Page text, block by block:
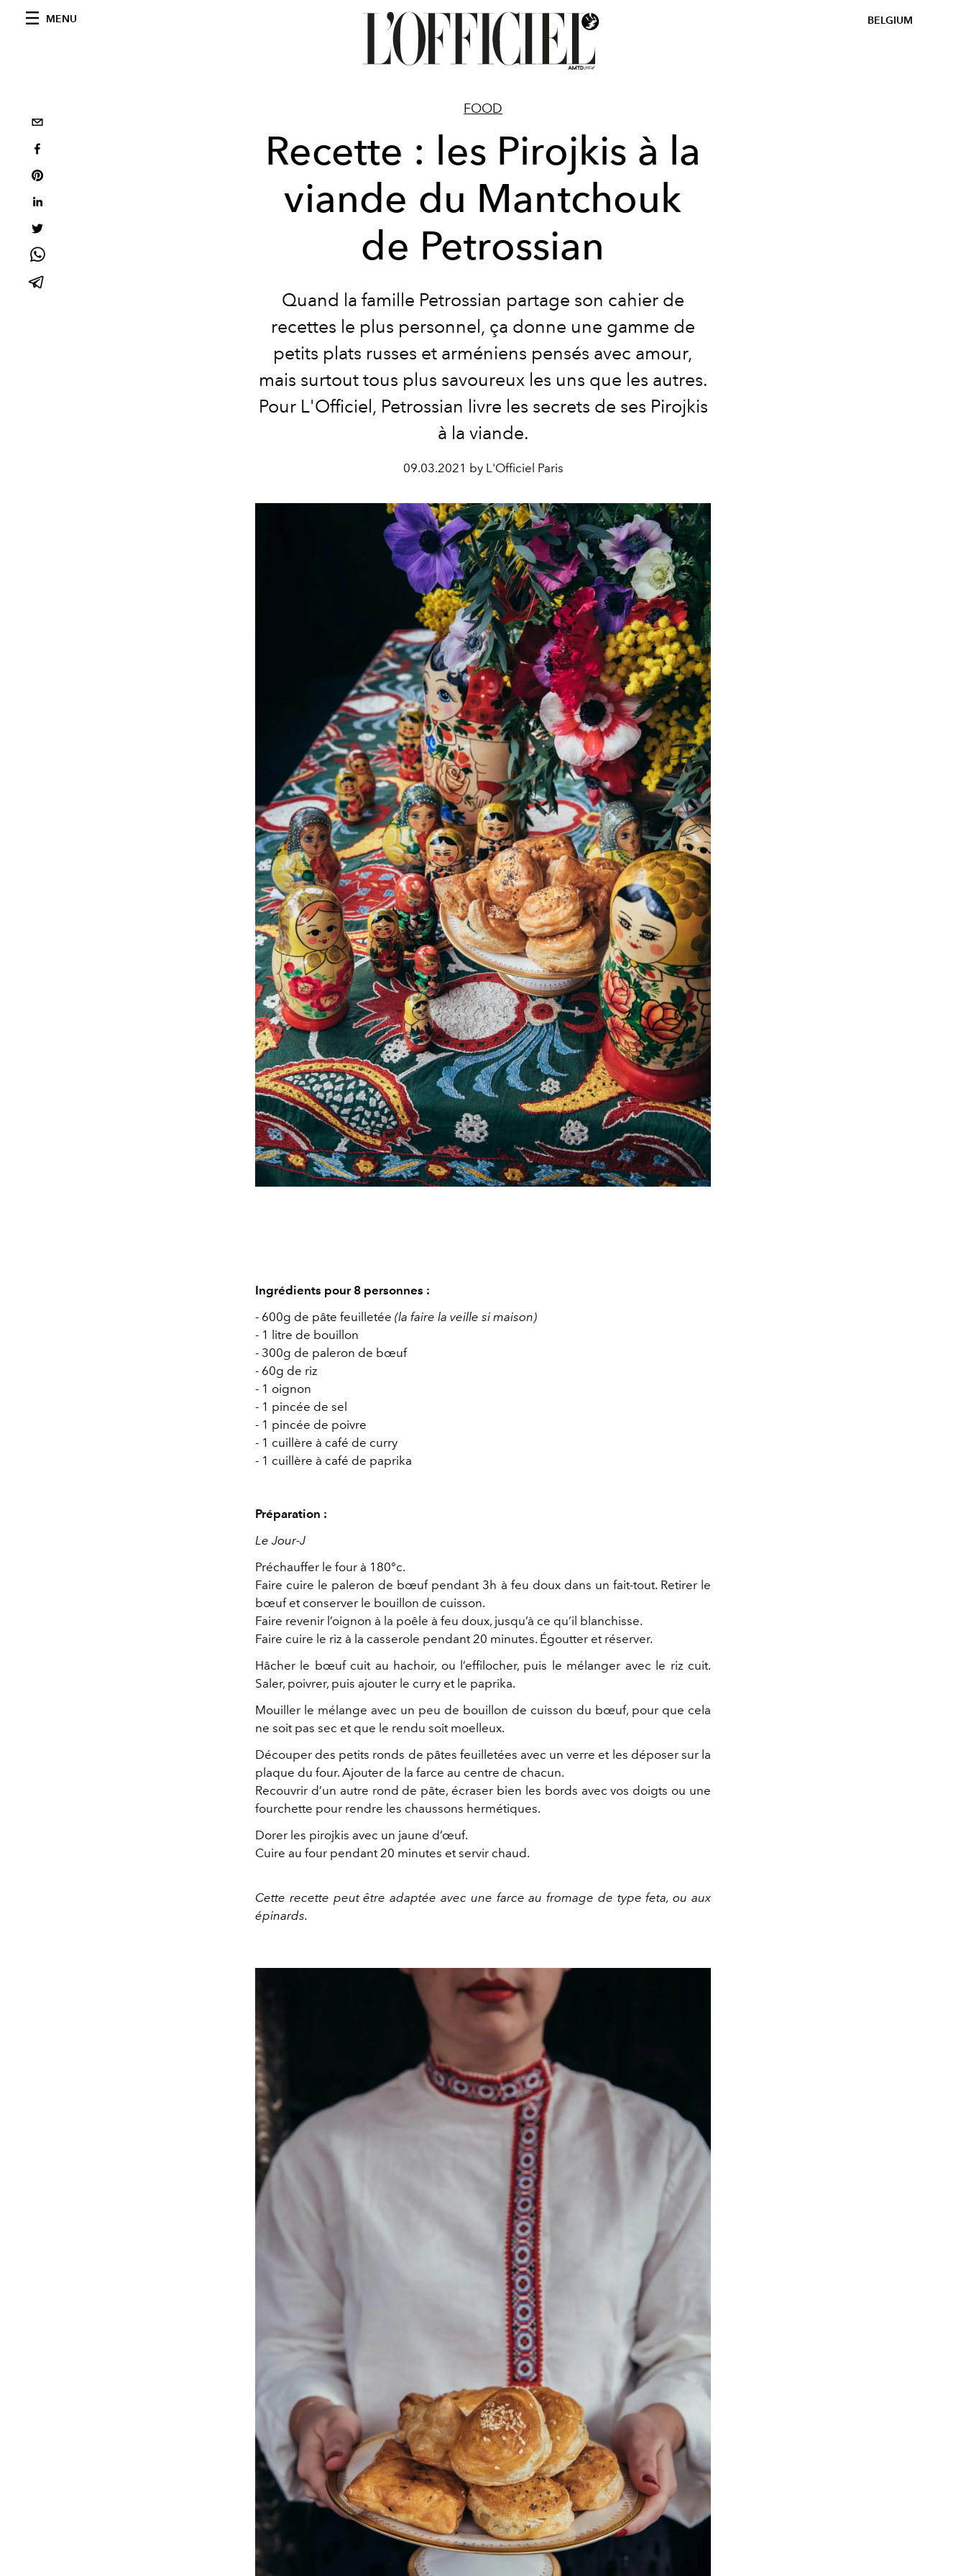
MENU BELGIUM
FOOD
Recette : les Pirojkis à la
viande du Mantchouk
de Petrossian
Quand la famille Petrossian partage son cahier de
recettes le plus personnel, ça donne une gamme de
petits plats russes et arméniens pensés avec amour,
mais surtout tous plus savoureux les uns que les autres.
Pour L'Officiel, Petrossian livre les secrets de ses Pirojkis
à la viande.
09.03.2021 by L'Officiel Paris
Ingrédients pour 8 personnes :
- 600g de pâte feuilletée (la faire la veille si maison)
- 1 litre de bouillon
- 300g de paleron de bœuf
- 60g de riz
- 1 oignon
- 1 pincée de sel
- 1 pincée de poivre
- 1 cuillère à café de curry
- 1 cuillère à café de paprika
Préparation :
Le Jour-J
Préchauffer le four à 180°c.
Faire cuire le paleron de bœuf pendant 3h à feu doux dans un fait-tout. Retirer le
bœuf et conserver le bouillon de cuisson.
Faire revenir l’oignon à la poêle à feu doux, jusqu’à ce qu’il blanchisse.
Faire cuire le riz à la casserole pendant 20 minutes. Égoutter et réserver.
Hâcher le bœuf cuit au hachoir, ou l’effilocher, puis le mélanger avec le riz cuit.
Saler, poivrer, puis ajouter le curry et le paprika.
Mouiller le mélange avec un peu de bouillon de cuisson du bœuf, pour que cela
ne soit pas sec et que le rendu soit moelleux.
Découper des petits ronds de pâtes feuilletées avec un verre et les déposer sur la
plaque du four. Ajouter de la farce au centre de chacun.
Recouvrir d’un autre rond de pâte, écraser bien les bords avec vos doigts ou une
fourchette pour rendre les chaussons hermétiques.
Dorer les pirojkis avec un jaune d’œuf.
Cuire au four pendant 20 minutes et servir chaud.
Cette recette peut être adaptée avec une farce au fromage de type feta, ou aux
épinards.